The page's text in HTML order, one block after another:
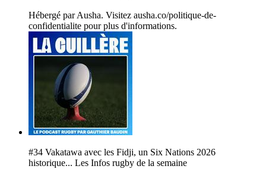
Hébergé par Ausha. Visitez ausha.co/politique-de-
confidentialite pour plus d'informations.
#34 Vakatawa avec les Fidji, un Six Nations 2026
historique... Les Infos rugby de la semaine